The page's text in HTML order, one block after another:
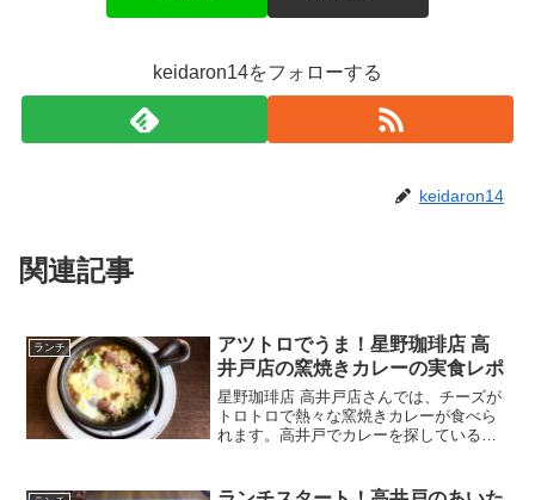
keidaron14をフォローする
keidaron14
関連記事
ランチ
アツトロでうま！星野珈琲店 高
井戸店の窯焼きカレーの実食レポ
星野珈琲店 高井戸店さんでは、チーズが
トロトロで熱々な窯焼きカレーが食べら
れます。高井戸でカレーを探している方
平日ランチタイムのお得なサービスもあ